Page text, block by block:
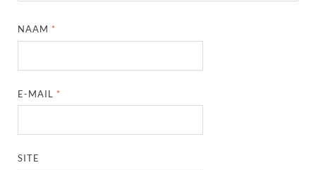
NAAM *
E-MAIL *
SITE